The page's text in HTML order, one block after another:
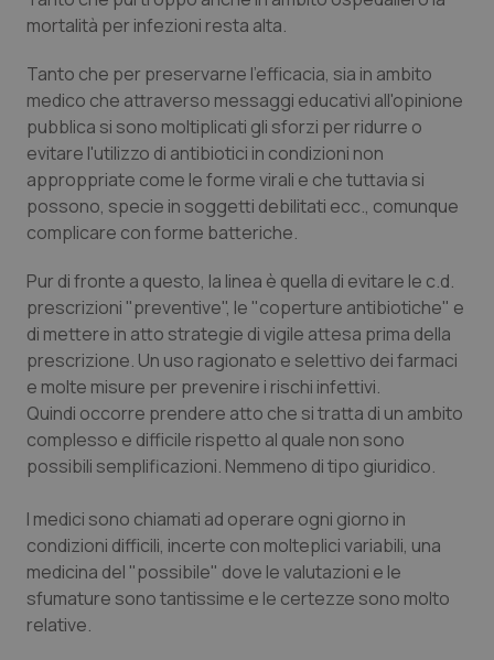
Salute orale & impianti
Sangue & coagulazione
Tiroide
Tumore al seno
Tumori del Polmone & Testa Collo
Tumori gastrointestinali
Ulcera & Reflusso
mortalità per infezioni resta alta.
Tanto che per preservarne l'efficacia, sia in ambito
medico che attraverso messaggi educativi all'opinione
pubblica si sono moltiplicati gli sforzi per ridurre o
evitare l'utilizzo di antibiotici in condizioni non
approppriate come le forme virali e che tuttavia si
possono, specie in soggetti debilitati ecc., comunque
complicare con forme batteriche.
Pur di fronte a questo, la linea è quella di evitare le c.d.
prescrizioni "preventive", le "coperture antibiotiche" e
di mettere in atto strategie di vigile attesa prima della
prescrizione. Un uso ragionato e selettivo dei farmaci
e molte misure per prevenire i rischi infettivi.
Quindi occorre prendere atto che si tratta di un ambito
complesso e difficile rispetto al quale non sono
possibili semplificazioni. Nemmeno di tipo giuridico.
I medici sono chiamati ad operare ogni giorno in
condizioni difficili, incerte con molteplici variabili, una
medicina del "possibile" dove le valutazioni e le
sfumature sono tantissime e le certezze sono molto
relative.